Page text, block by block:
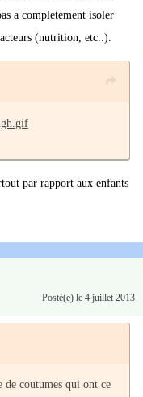
a completement isoler
(nutrition, etc..).
par rapport aux enfants
Posté(e) le 4 juillet 2013
de coutumes qui ont ce